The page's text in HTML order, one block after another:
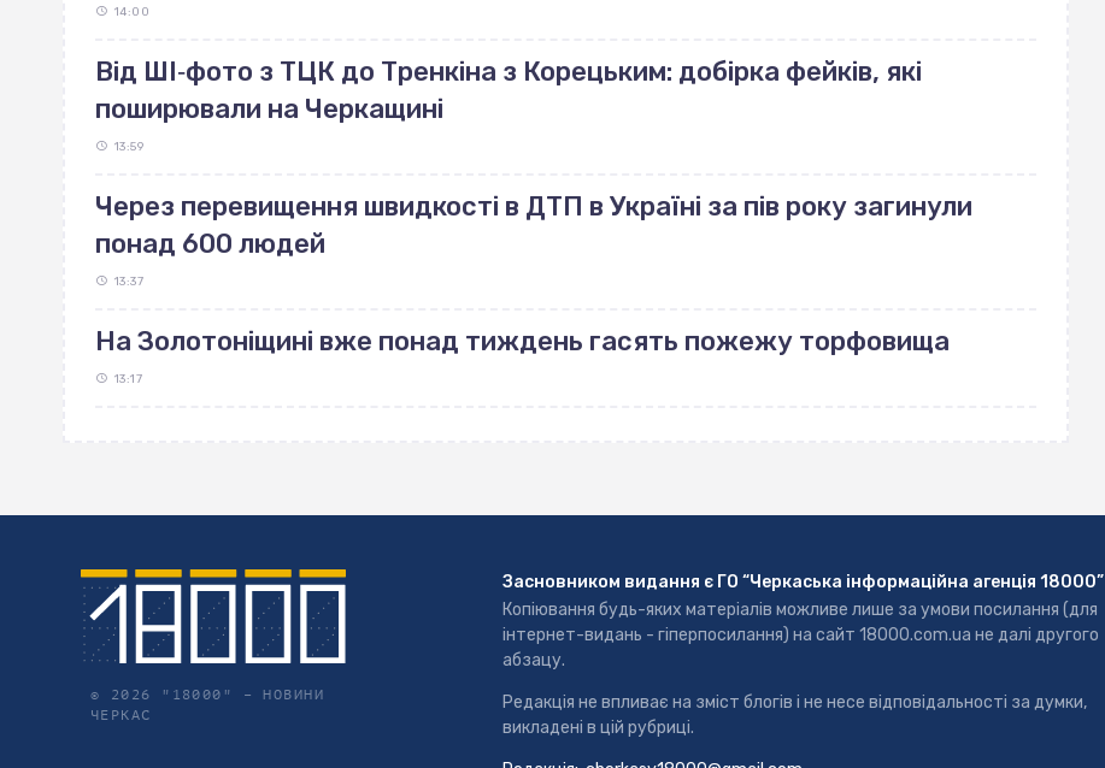
14:00
Від ШІ‐фото з ТЦК до Тренкіна з Корецьким: добірка фейків, які
поширювали на Черкащині
13:59
Через перевищення швидкості в ДТП в Україні за пів року загинули
понад 600 людей
13:37
На Золотоніщині вже понад тиждень гасять пожежу торфовища
13:17
© 2026 "18000" –НОВИНИ
ЧЕРКАС
Засновником видання є ГО “Черкаська інформаційна агенція 18000”
Копіювання будь-яких матеріалів можливе лише за умови посилання (для
інтернет-видань - гіперпосилання) на сайт 18000.com.ua не далі другого
абзацу.
Редакція не впливає на зміст блогів і не несе відповідальності за думки,
викладені в цій рубриці.